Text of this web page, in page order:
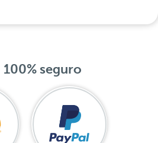
100% seguro